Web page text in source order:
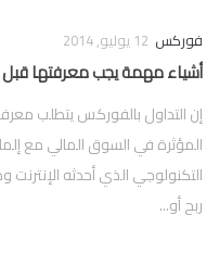
فوركس 12 يوليو, 2014
أشياء مهمة يجب معرفتها قبل
إن التداول بالفوركس يتطلب
المؤثرة في السوق المالي مع
التكنولوجي الذي أحدثه الإنترنت
ربح أو...